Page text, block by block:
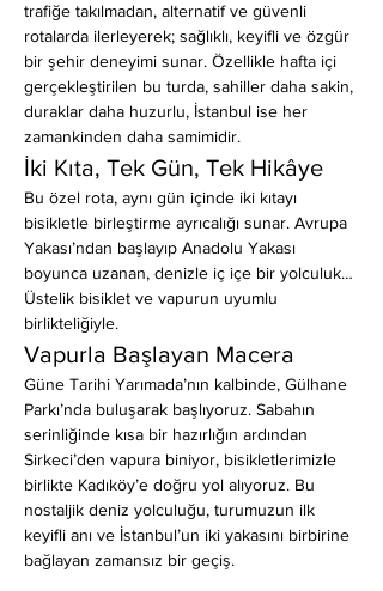
trafiğe takılmadan, alternatif ve güvenli
rotalarda ilerleyerek; sağlıklı, keyifli ve özgür
bir şehir deneyimi sunar. Özellikle hafta içi
gerçekleştirilen bu turda, sahiller daha sakin,
duraklar daha huzurlu, İstanbul ise her
zamankinden daha samimidir.
İki Kıta, Tek Gün, Tek Hikâye
Bu özel rota, aynı gün içinde iki kıtayı
bisikletle birleştirme ayrıcalığı sunar. Avrupa
Yakası’ndan başlayıp Anadolu Yakası
boyunca uzanan, denizle iç içe bir yolculuk…
Üstelik bisiklet ve vapurun uyumlu
birlikteliğiyle.
Vapurla Başlayan Macera
Güne Tarihi Yarımada’nın kalbinde, Gülhane
Parkı’nda buluşarak başlıyoruz. Sabahın
serinliğinde kısa bir hazırlığın ardından
Sirkeci’den vapura biniyor, bisikletlerimizle
birlikte Kadıköy’e doğru yol alıyoruz. Bu
nostaljik deniz yolculuğu, turumuzun ilk
keyifli anı ve İstanbul’un iki yakasını birbirine
bağlayan zamansız bir geçiş.